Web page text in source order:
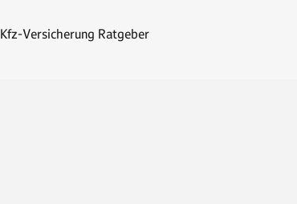
Kfz-Versicherung Ratgeber